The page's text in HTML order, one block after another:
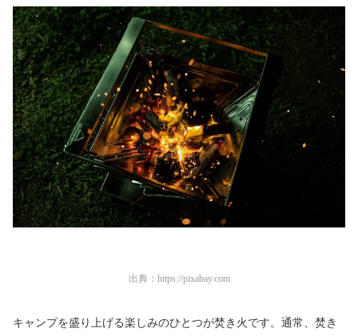
出典： https://pixabay.com
キャンプを盛り上げる楽しみのひとつが焚き火です。通常、焚き